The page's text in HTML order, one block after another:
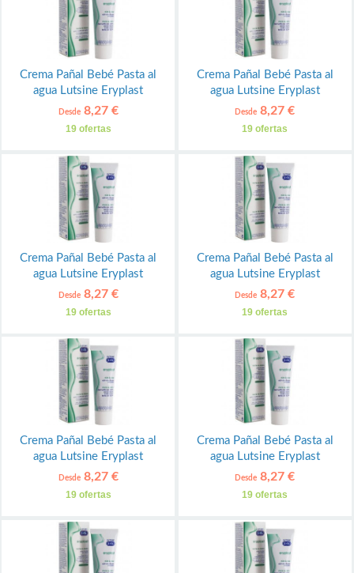
Crema Pañal Bebé Pasta al
agua Lutsine Eryplast
Desde8,27 €
19 ofertas
Crema Pañal Bebé Pasta al
agua Lutsine Eryplast
Desde 8,27 €
19 ofertas
Crema Pañal Bebé Pasta al
agua Lutsine Eryplast
Desde8,27 €
19 ofertas
Crema Pañal Bebé Pasta al
agua Lutsine Eryplast
Desde 8,27 €
19 ofertas
Crema Pañal Bebé Pasta al
agua Lutsine Eryplast
Desde8,27 €
19 ofertas
Crema Pañal Bebé Pasta al
agua Lutsine Eryplast
Desde 8,27 €
19 ofertas